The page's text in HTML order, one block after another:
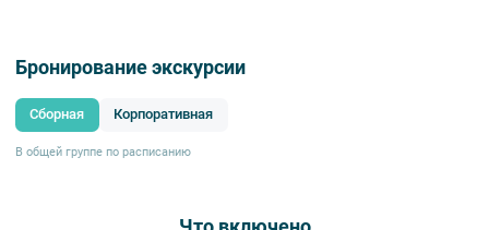
Бронирование экскурсии
Сборная Корпоративная
В общей группе по расписанию